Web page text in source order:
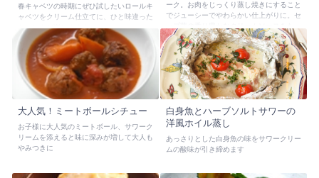
春キャベツの時期にぜひ試したいロールキ
ャベツをクリーム仕立てに、ひと味違った
おいしさが楽しめます
ーク。お肉をじっくり蒸し焼きにすること
でジューシーでやわらかい仕上がりに。セ
ぷりかけて、贅沢な味わいをお楽しみ下さ
い。
大人気！ミートボールシチュー
お子様に大人気のミートボール、サワーク
リームを添えると味に深みが増して大人も
やみつきに
白身魚とハーブソルトサワーの
洋風ホイル蒸し
あっさりとした白身魚の味をサワークリー
ムの酸味が引き締めます